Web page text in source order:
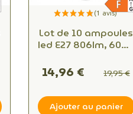
Lot de 10 ampoules
led E27 806lm, 60W,
14,96 € 19,95 €
Ajouter au panier